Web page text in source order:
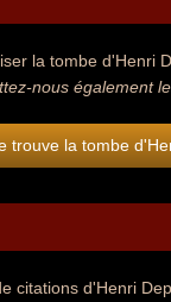
la tombe d'Henri
nous également
trouve la tombe
citations d'Henri